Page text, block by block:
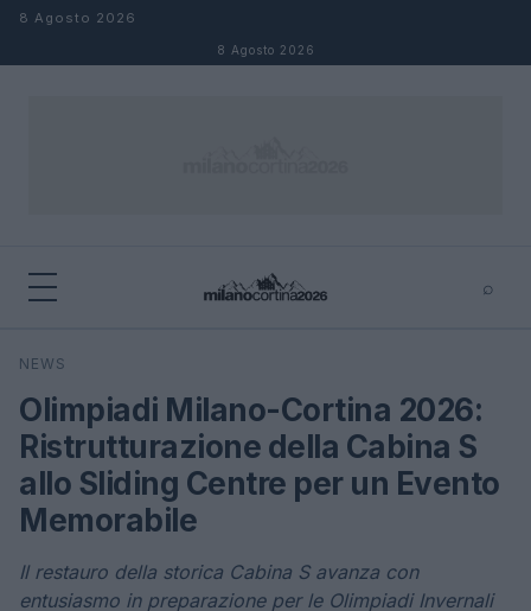
Salta al contenuto
8 Agosto 2026
8 Agosto 2026
⌕
Cerca
NEWS
Olimpiadi Milano-Cortina 2026:
Ristrutturazione della Cabina S
allo Sliding Centre per un Evento
Memorabile
Il restauro della storica Cabina S avanza con
entusiasmo in preparazione per le Olimpiadi Invernali